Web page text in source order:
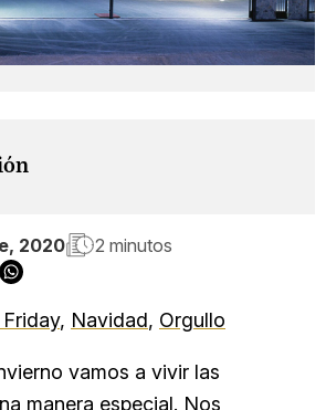
2020 2 minutos
, Navidad, Orgullo
vamos a vivir las
manera especial. Nos